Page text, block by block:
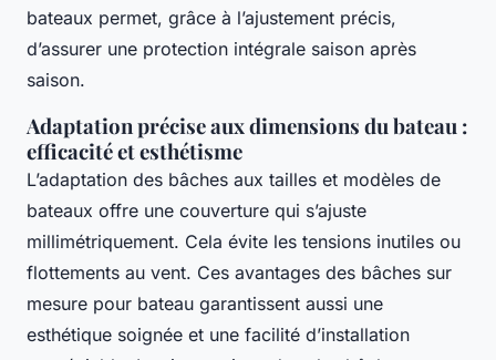
bateaux permet, grâce à l’ajustement précis,
d’assurer une protection intégrale saison après
saison.
Adaptation précise aux dimensions du bateau :
efficacité et esthétisme
L’adaptation des bâches aux tailles et modèles de
bateaux offre une couverture qui s’ajuste
millimétriquement. Cela évite les tensions inutiles ou
flottements au vent. Ces avantages des bâches sur
mesure pour bateau garantissent aussi une
esthétique soignée et une facilité d’installation